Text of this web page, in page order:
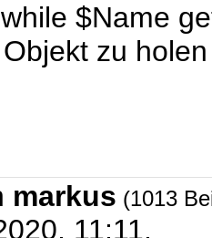
$Name
zu holen
markus (1013
11:11.